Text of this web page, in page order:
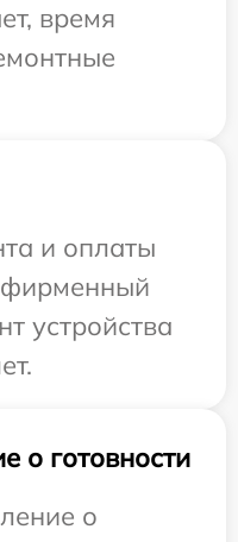
время
и оплаты
фирменный
устройства
о готовности
о